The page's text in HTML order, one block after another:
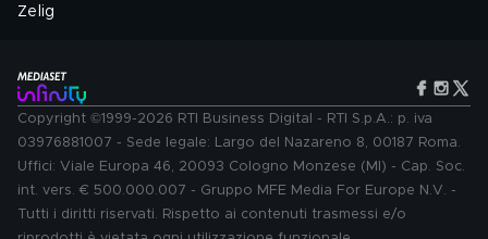
Zelig
Copyright ©1999-2026 RTI Business Digital - RTI S.p.A.: p. iva
03976881007 - Sede legale: Largo del Nazareno 8, 00187 Roma.
Uffici: Viale Europa 46, 20093 Cologno Monzese (MI) - Cap. Soc.
int. vers. € 500.000.007 - Gruppo MFE Media For Europe N.V. -
Tutti i diritti riservati. Rispetto ai contenuti trasmessi e/o